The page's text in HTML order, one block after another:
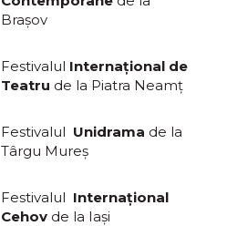
Braşov
Festivalul Internaţional de
Teatru de la Piatra Neamţ
Festivalul Unidrama de la
Târgu Mureş
Festivalul Internaţional
Cehov de la Iaşi